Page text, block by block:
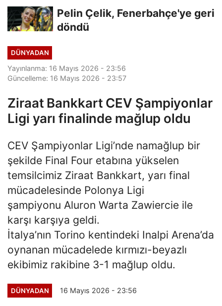
Pelin Çelik, Fenerbahçe'ye geri
döndü
DÜNYADAN
Yayınlanma: 16 Mayıs 2026 - 23:56
Güncelleme: 16 Mayıs 2026 - 23:57
Ziraat Bankkart CEV Şampiyonlar
Ligi yarı finalinde mağlup oldu
CEV Şampiyonlar Ligi’nde namağlup bir
şekilde Final Four etabına yükselen
temsilcimiz Ziraat Bankkart, yarı final
mücadelesinde Polonya Ligi
şampiyonu Aluron Warta Zawiercie ile
karşı karşıya geldi.
İtalya’nın Torino kentindeki Inalpi Arena’da
oynanan mücadelede kırmızı-beyazlı
ekibimiz rakibine 3-1 mağlup oldu.
DÜNYADAN 16 Mayıs 2026 - 23:56